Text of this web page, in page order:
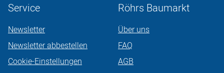
Service
Newsletter
Newsletter abbestellen
Cookie-Einstellungen
Röhrs Baumarkt
Über uns
FAQ
AGB